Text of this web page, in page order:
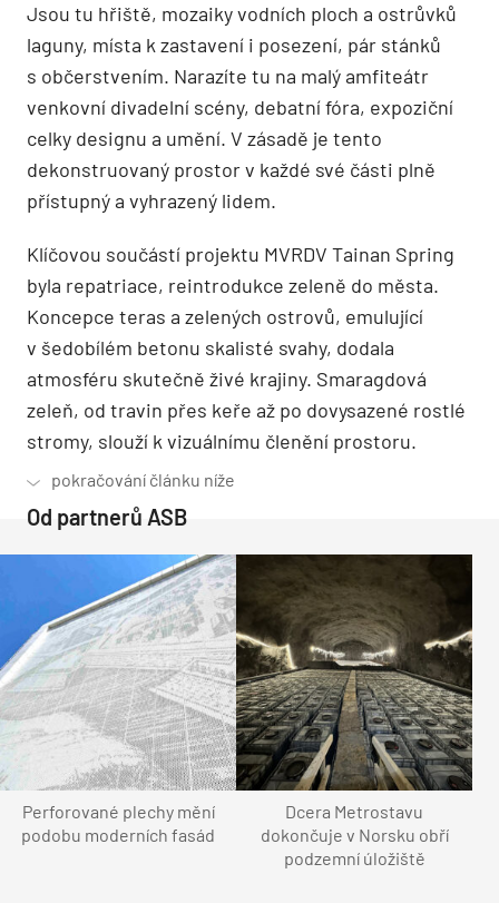
Jsou tu hřiště, mozaiky vodních ploch a ostrůvků
laguny, místa k zastavení i posezení, pár stánků
s občerstvením. Narazíte tu na malý amfiteátr
venkovní divadelní scény, debatní fóra, expoziční
celky designu a umění. V zásadě je tento
dekonstruovaný prostor v každé své části plně
přístupný a vyhrazený lidem.
Klíčovou součástí projektu MVRDV Tainan Spring
byla repatriace, reintrodukce zeleně do města.
Koncepce teras a zelených ostrovů, emulující
v šedobílém betonu skalisté svahy, dodala
atmosféru skutečně živé krajiny. Smaragdová
zeleň, od travin přes keře až po dovysazené rostlé
stromy, slouží k vizuálnímu členění prostoru.
Od partnerů ASB
Perforované plechy mění
podobu moderních fasád
Dcera Metrostavu
dokončuje v Norsku obří
podzemní úložiště